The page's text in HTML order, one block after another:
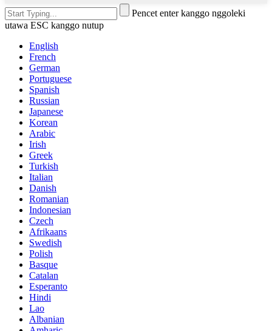
Pencet enter kanggo nggoleki
utawa ESC kanggo nutup
English
French
German
Portuguese
Spanish
Russian
Japanese
Korean
Arabic
Irish
Greek
Turkish
Italian
Danish
Romanian
Indonesian
Czech
Afrikaans
Swedish
Polish
Basque
Catalan
Esperanto
Hindi
Lao
Albanian